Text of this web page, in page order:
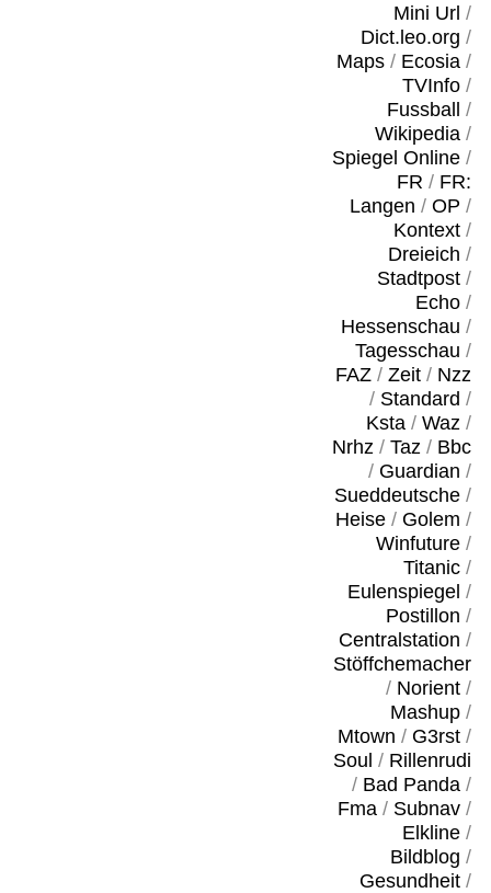
Mini Url /
Dict.leo.org /
Maps/ Ecosia/
TVInfo/
Fussball
/
Wikipedia/
Spiegel Online/
FR / FR:
Langen / OP /
Kontext/
Dreieich /
Stadtpost/
Echo/
Hessenschau /
Tagesschau /
FAZ/ Zeit/ Nzz
/ Standard /
Ksta/ Waz/
Nrhz/ Taz/ Bbc
/ Guardian /
Sueddeutsche/
Heise/ Golem /
Winfuture/
Titanic/
Eulenspiegel /
Postillon /
Centralstation /
Stöffchemacher
/ Norient/
Mashup/
Mtown / G3rst/
Soul / Rillenrudi
/ Bad Panda/
Fma/ Subnav/
Elkline/
Bildblog /
Gesundheit/